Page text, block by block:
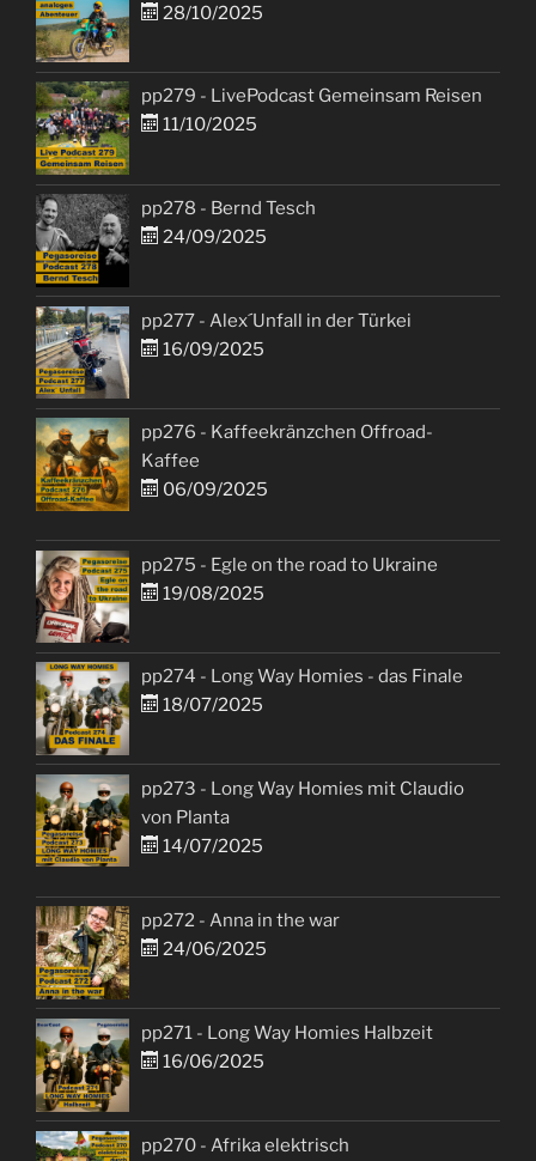
28/10/2025
pp279 - LivePodcast Gemeinsam Reisen
11/10/2025
pp278 - Bernd Tesch
24/09/2025
pp277 - Alex´Unfall in der Türkei
16/09/2025
pp276 - Kaffeekränzchen Offroad-
Kaffee
06/09/2025
pp275 - Egle on the road to Ukraine
19/08/2025
pp274 - Long Way Homies - das Finale
18/07/2025
pp273 - Long Way Homies mit Claudio
von Planta
14/07/2025
pp272 - Anna in the war
24/06/2025
pp271 - Long Way Homies Halbzeit
16/06/2025
pp270 - Afrika elektrisch